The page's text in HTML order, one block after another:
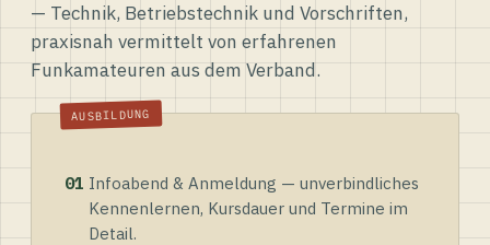
— Technik, Betriebstechnik und Vorschriften,
praxisnah vermittelt von erfahrenen
Funkamateuren aus dem Verband.
01 Infoabend & Anmeldung — unverbindliches
Kennenlernen, Kursdauer und Termine im
Detail.